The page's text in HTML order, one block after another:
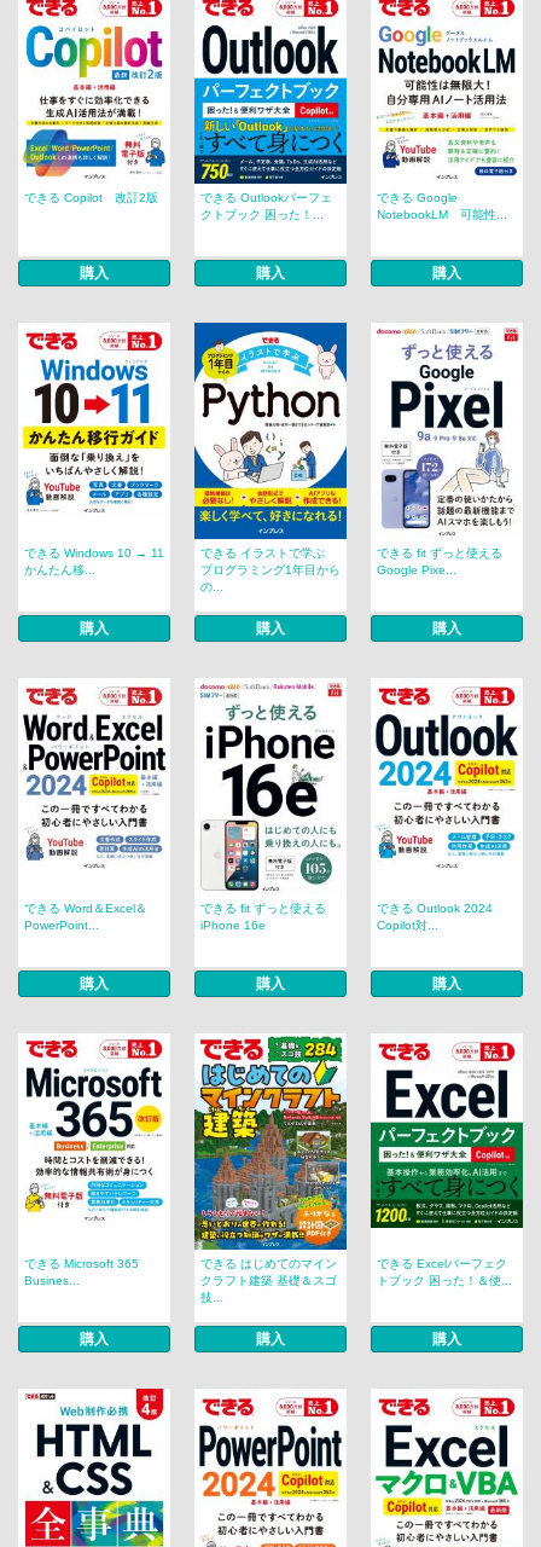
できる Copilot 改訂2版
購入
できる Outlookパーフェ
クトブック 困った！...
購入
できる Google
NotebookLM 可能性...
購入
できる Windows 10 → 11
かんたん移...
購入
できる イラストで学ぶ
プログラミング1年目から
の...
購入
できる fit ずっと使える
Google Pixe...
購入
できる Word＆Excel＆
PowerPoint...
購入
できる fit ずっと使える
iPhone 16e
購入
できる Outlook 2024
Copilot対...
購入
できる Microsoft 365
Busines...
購入
できる はじめてのマイン
クラフト建築 基礎＆スゴ
技...
購入
できる Excelパーフェク
トブック 困った！＆便...
購入